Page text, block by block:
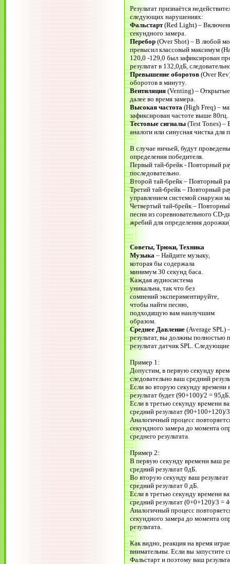
Результат признаётся
следующих нарушениях:
Фальстарт(Red Light) –
секундного замера.
Перебор (Over Shot) – В любой
превысил классовый максимум
120,0 -129,0 был зафиксирован
результат в 132,0дБ,
Превышение оборотов (Over
оборотов в минуту.
Вентиляция (Venting) – Открытые
далее во время замера.
Высокая частота (High Freq) –
зафиксирован частоте выше 80гц.
Тестовые сигналы (Test Tones) –
аналоги или синусная чистка для
В случае ничьей, будут
определения победителя.
Первый тай-брейк - Повторный
последовательно.
Второй тай-брейк – Повторный
Третий тай-брейк – Повторный
управлением системой снаружи
Четвертый тай-брейк –
песни из соревновательного CD-
жребий для определения
Советы, Трюки, Техника
Музыка – Найдите музыку,
которая бы содержала
минимум 30 секунд баса.
Каждая аудиосистема
уникальна, так что без
сомнений экспериментируйте,
чтобы найти песню,
подходящую вам наилучшим
образом.
Среднее Давление (Average SPL)
результат, вы должны полностью
результат датчик SPL.
Пример 1:
Допустим, в первую секунду
следовательно ваш средний
Если во вторую секунду времени
результат будет (90+100)/2 = 95дБ.
Если в третью секунду времени
средний результат (90+100+120)/
Аналогичный процесс
секундного замера до момента
среднего результата.
Пример 2:
В первую секунду времени ваш
средний результат 0дБ.
Во вторую секунду ваш
средний результат 0 дБ.
Если в третью секунду времени
средний результат (0+0+120)/3 =
Аналогичный процесс
секундного замера до момента
результата.
Как видно, реакция на время
внимательны. Если вы запустите
Фальстарт и поэтому ваш